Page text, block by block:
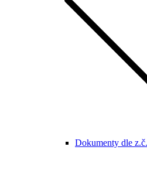
Dokumenty dle